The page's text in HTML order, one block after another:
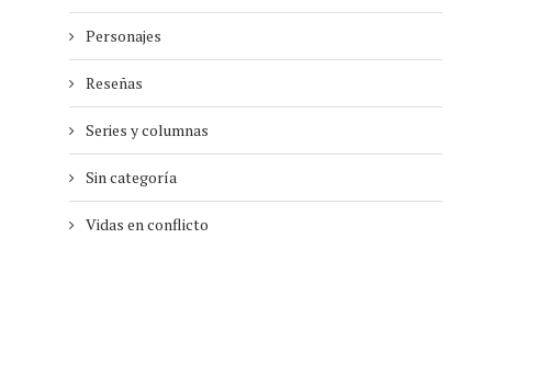
Personajes
Reseñas
Series y columnas
Sin categoría
Vidas en conflicto